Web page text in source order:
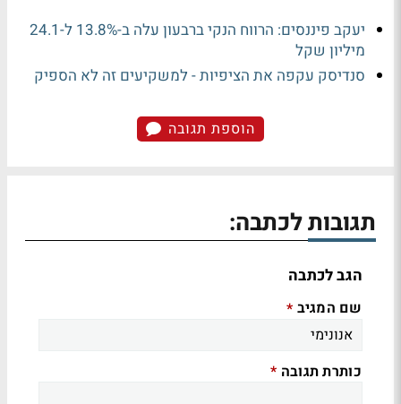
יעקב פיננסים: הרווח הנקי ברבעון עלה ב-13.8% ל-24.1
מיליון שקל
סנדיסק עקפה את הציפיות - למשקיעים זה לא הספיק
הוספת תגובה
תגובות לכתבה:
הגב לכתבה
שם המגיב *
כותרת תגובה *